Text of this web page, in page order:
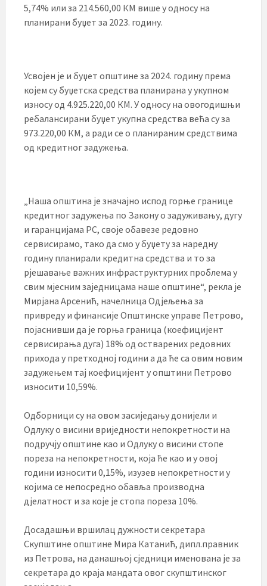
5,74% или за 214.560,00 КМ више у односу на
планирани буџет за 2023. годину.
Усвојен је и буџет општине за 2024. годину према
којем су буџетска средства планирана у укупном
износу од 4.925.220,00 КМ. У односу на овогодишњи
ребалансирани буџет укупна средства већа су за
973.220,00 КМ, а ради се о планираним средствима
од кредитног задужења.
„Наша општина је значајно испод горње границе
кредитног задужења по Закону о задуживању, дугу
и гаранцијама РС, своје обавезе редовно
сервисирамо, тако да смо у буџету за наредну
годину планирали кредитна средства и то за
рјешавање важних инфраструктурних проблема у
свим мјесним заједницама наше општине“, рекла је
Мирјана Арсенић, начелница Одјељења за
привреду и финансије Општинске управе Петрово,
појаснивши да је горња граница (коефицијент
сервисирања дуга) 18% од остварених редовних
прихода у претходној години а да ће са овим новим
задужењем тај коефицијент у општини Петрово
износити 10,59%.
Одборници су на овом засиједању донијели и
Одлуку о висини вриједности непокретности на
подручју општине као и Одлуку о висини стопе
пореза на непокретности, која ће као и у овој
години износити 0,15%, изузев непокретности у
којима се непосредно обавља производна
дјелатност и за које је стопа пореза 10%.
Досадашњи вршилац дужности секретара
Скупштине општине Мира Катанић, дипл.правник
из Петрова, на данашњој сједници именована је за
секретара до краја мандата овог скупштинског